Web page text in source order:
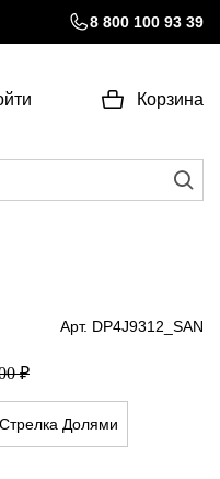
8 800 100 93 39
Корзина
Арт. DP4J9312_SAN
₽